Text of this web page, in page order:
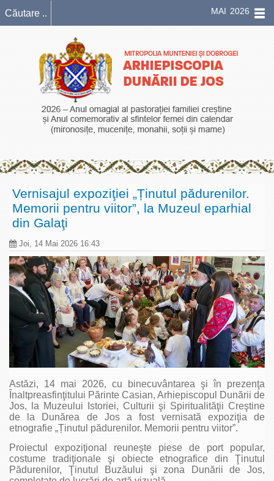
MAI 2026
Vernisajul expoziţiei „Ținutul pădurenilor.
Memorii pentru viitor”, la Muzeul eparhial
din Galaţi
Joi, 14 Mai 2026 16:43
Astăzi, 14 mai 2026, cu binecuvântarea şi în prezenţa
Înaltpreasfinţitului Părinte Casian, Arhiepiscopul Dunării de
Jos, la Muzeului Istoriei, Culturii şi Spiritualităţii Creştine
de la Dunărea de Jos a fost vernisată expoziţia de
etnografie „Ținutul pădurenilor. Memorii pentru viitor”.
Proiectul expoziţional reuneşte piese de port popular,
costume tradiţionale şi obiecte etnografice din Ţinutul
Pădurenilor, Ţinutul Buzăului şi zona Dunării de Jos,